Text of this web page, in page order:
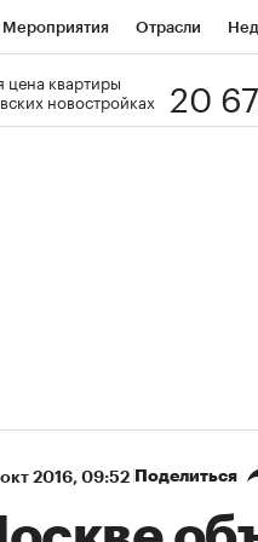
Мероприятия Отрасли
цена квартиры
новостройках
20
2016, 09:52 Поделиться